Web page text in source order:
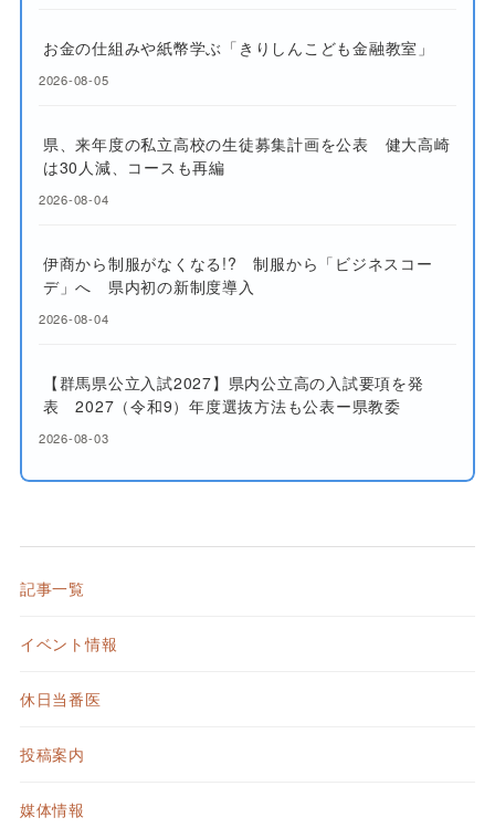
お金の仕組みや紙幣学ぶ「きりしんこども金融教室」
2026-08-05
県、来年度の私立高校の生徒募集計画を公表 健大高崎
は30人減、コースも再編
2026-08-04
伊商から制服がなくなる!? 制服から「ビジネスコー
デ」へ 県内初の新制度導入
2026-08-04
【群馬県公立入試2027】県内公立高の入試要項を発
表 2027（令和9）年度選抜方法も公表ー県教委
2026-08-03
記事一覧
イベント情報
休日当番医
投稿案内
媒体情報